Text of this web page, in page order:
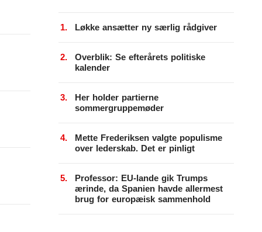
Maritim
Sundhed
Uddannelse
Løkke ansætter ny særlig rådgiver
Overblik: Se efterårets politiske
kalender
Her holder partierne
sommergruppemøder
Mette Frederiksen valgte populisme
over lederskab. Det er pinligt
Professor: EU-lande gik Trumps
ærinde, da Spanien havde allermest
brug for europæisk sammenhold